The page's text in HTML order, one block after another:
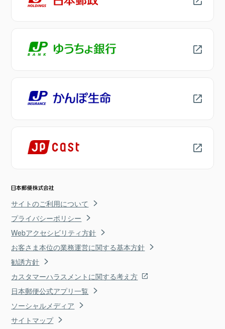
サイトのご利用について
プライバシーポリシー
Webアクセシビリティ方針
お客さま本位の業務運営に関する基本方針
勧誘方針
カスタマーハラスメントに関する考え方
日本郵便公式アプリ一覧
ソーシャルメディア
サイトマップ